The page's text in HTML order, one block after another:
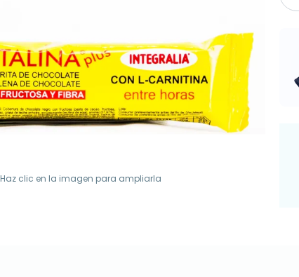
Haz clic en la imagen para ampliarla